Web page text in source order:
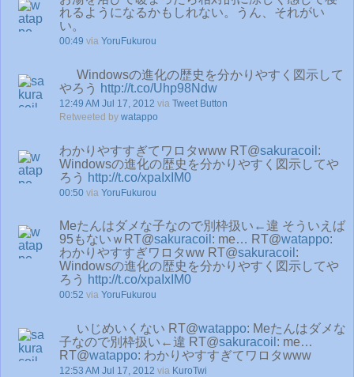
れるようになるかもしれない。うん、それがい
い。
00:49 via YoruFukurou
Windowsの進化の歴史を分かりやすく図示して
やろう http://t.co/Uhp98Ndw
12:49 AM Jul 17, 2012 via Tweet Button
Retweeted by watappo
わかりやすすぎてワロタwww RT@sakuracoil :
Windowsの進化の歴史を分かりやすく図示してや
ろう http://t.co/xpaIxIM0
00:50 via YoruFukurou
Meたんはダメな子なので別枠扱い←違 そういえば
95もないｗRT@sakuracoil : me… RT@watappo:
わかりやすすぎワロタww RT@sakuracoil :
Windowsの進化の歴史を分かりやすく図示してや
ろう http://t.co/xpaIxIM0
00:52 via YoruFukurou
いじめいくない RT@watappo: Meたんはダメな
子なので別枠扱い←違 RT@sakuracoil : me…
RT@watappo: わかりやすすぎてワロタwww
12:53 AM Jul 17, 2012 via KuroTwi